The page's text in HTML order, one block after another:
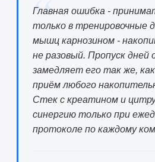
Главная ошибка -
только в тренировочные
мышц карнозином -
не разовый. Пропуск дней
замедляет его так же,
приём любого
Стек с креатином и
синергию только при
протоколе по каждому